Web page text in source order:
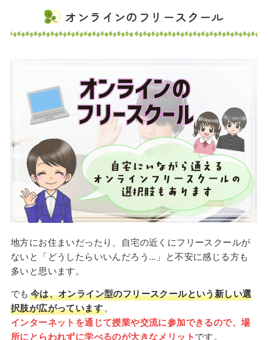
オンラインのフリースクール
地方にお住まいだったり、自宅の近くにフリースクールが
ないと「どうしたらいいんだろう…」と不安に感じる方も
多いと思います。
でも 今は、オンライン型のフリースクールという新しい選
択肢が広がっています。
インターネットを通じて授業や交流に参加できるので、場
所にとらわれずに学べるのが大きなメリット です。